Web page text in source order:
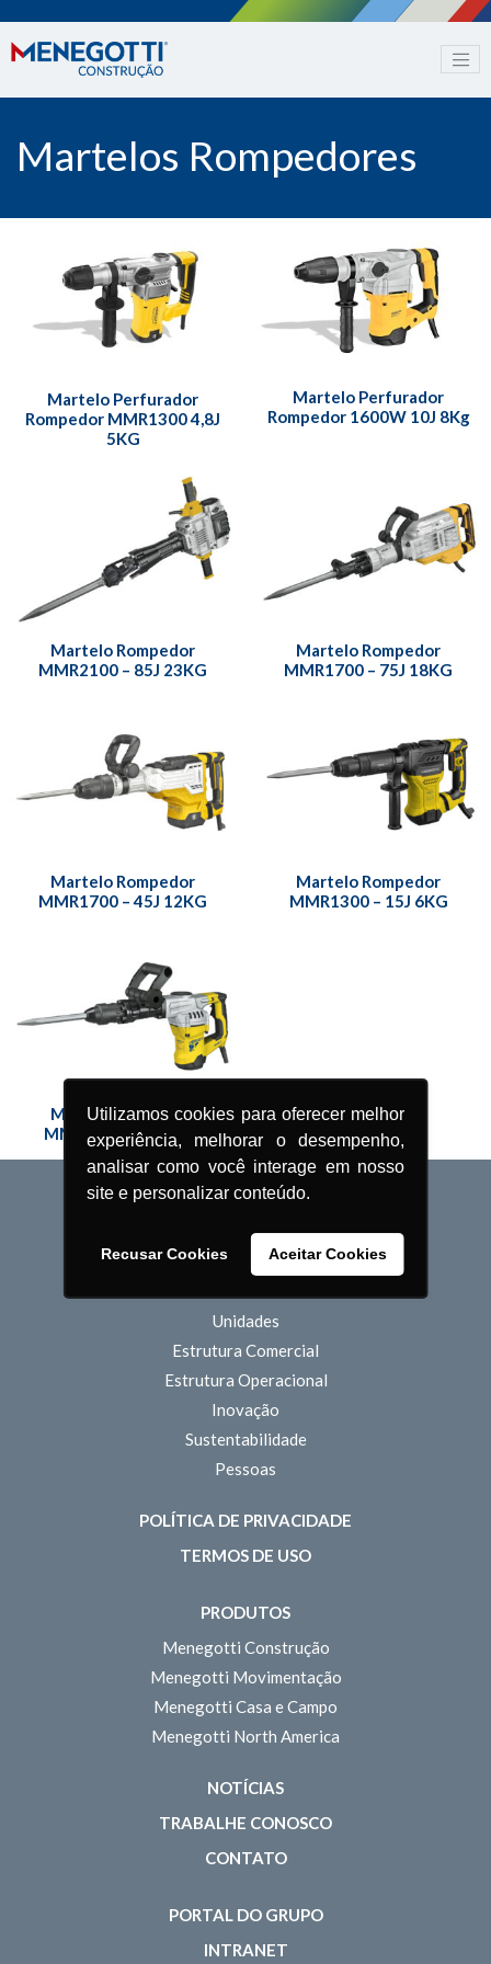
Utilizamos cookies para oferecer melhor
experiência, melhorar o desempenho,
analisar como você interage em nosso
site e personalizar conteúdo.
Recusar Cookies Aceitar Cookies
Martelos Rompedores
Martelo Perfurador
Rompedor MMR1300 4,8J
5KG
Martelo Perfurador
Rompedor 1600W 10J 8Kg
Martelo Rompedor
MMR2100 – 85J 23KG
Martelo Rompedor
MMR1700 – 75J 18KG
Martelo Rompedor
MMR1700 – 45J 12KG
Martelo Rompedor
MMR1300 – 15J 6KG
Martelo Rompedor
MMR1300 – 15J 8KG
O Grupo Menegotti
Unidades
Estrutura Comercial
Estrutura Operacional
Inovação
Sustentabilidade
Pessoas
POLÍTICA DE PRIVACIDADE
TERMOS DE USO
PRODUTOS
Menegotti Construção
Menegotti Movimentação
Menegotti Casa e Campo
Menegotti North America
NOTÍCIAS
TRABALHE CONOSCO
CONTATO
PORTAL DO GRUPO
INTRANET